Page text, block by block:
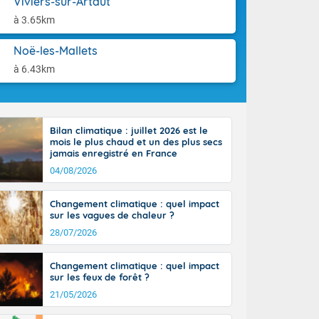
à 3.65km
Noë-les-Mallets
à 6.43km
jusque
la Corse.
Pyrénées,
marge de
de la
En soirée,
22 à 24,
sur le
hors côtes
38 ou 39
Bilan climatique : juillet 2026 est le
mois le plus chaud et un des plus secs
jamais enregistré en France
04/08/2026
Changement climatique : quel impact
sur les vagues de chaleur ?
28/07/2026
Changement climatique : quel impact
sur les feux de forêt ?
21/05/2026